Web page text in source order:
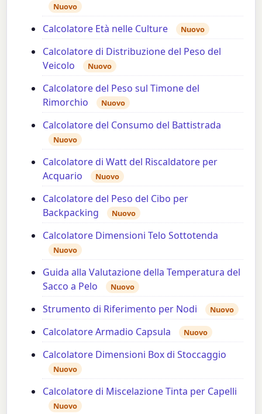
Nuovo
Calcolatore Età nelle Culture Nuovo
Calcolatore di Distribuzione del Peso del
Veicolo
Nuovo
Calcolatore del Peso sul Timone del
Rimorchio
Nuovo
Calcolatore del Consumo del Battistrada
Nuovo
Calcolatore di Watt del Riscaldatore per
Acquario
Nuovo
Calcolatore del Peso del Cibo per
Backpacking
Nuovo
Calcolatore Dimensioni Telo Sottotenda
Nuovo
Guida alla Valutazione della Temperatura del
Sacco a Pelo
Nuovo
Strumento di Riferimento per Nodi Nuovo
Calcolatore Armadio Capsula Nuovo
Calcolatore Dimensioni Box di Stoccaggio
Nuovo
Calcolatore di Miscelazione Tinta per Capelli
Nuovo